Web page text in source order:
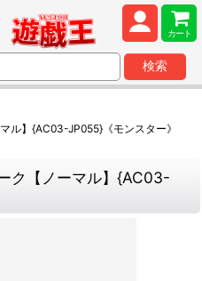
カート
検索
ル】{AC03-JP055}《モンスター》
ク【ノーマル】{AC03-